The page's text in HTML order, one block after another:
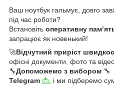
Ваш ноутбук гальмує, довго
під час роботи?
Встановіть оперативну
запрацює як новенький!
🚀Відчутний приріст
офісні документи, фото та
🔧Допоможемо з вибором 🔧
Telegram 📩 , і ми підберемо